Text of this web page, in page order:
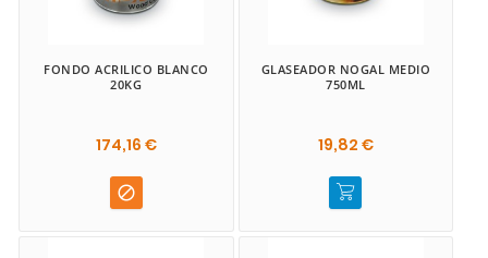
FONDO ACRILICO BLANCO
20KG
174,16 €

GLASEADOR NOGAL MEDIO
750ML
19,82 €